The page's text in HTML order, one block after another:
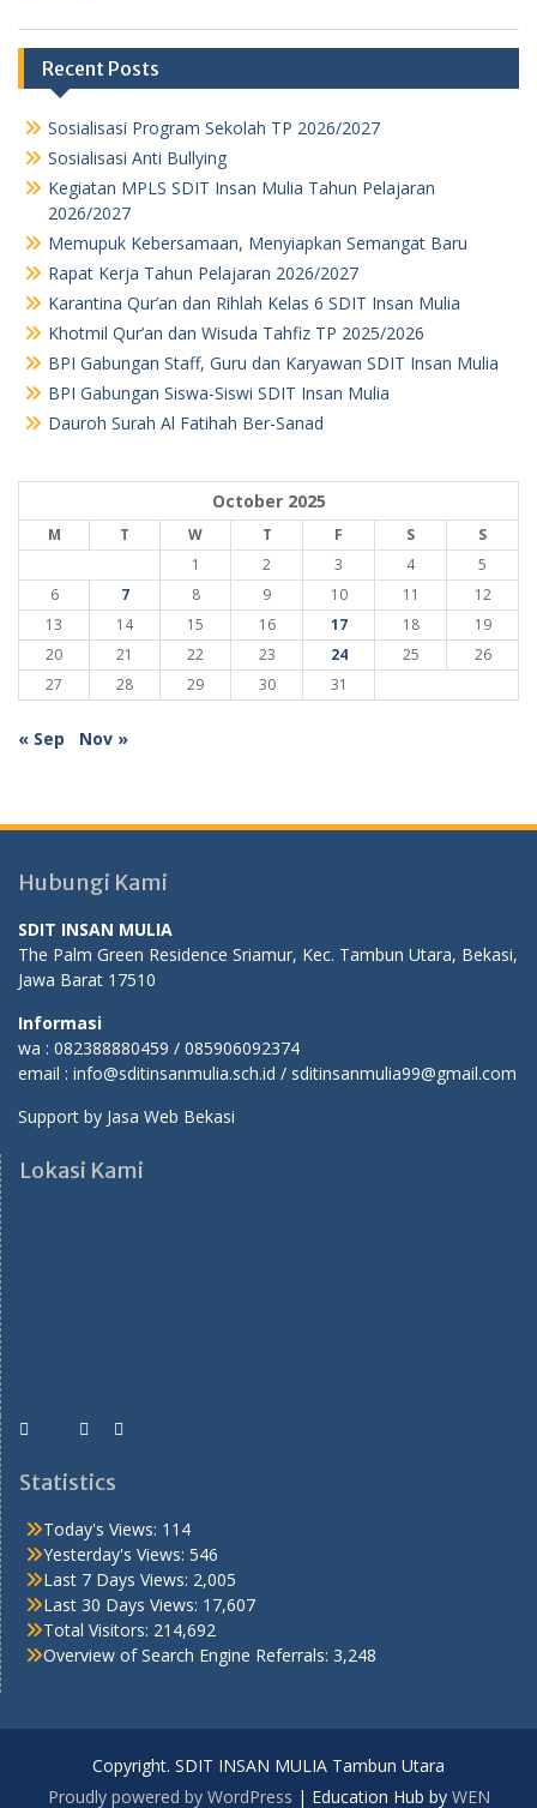
Recent Posts
Sosialisasi Program Sekolah TP 2026/2027
Sosialisasi Anti Bullying
Kegiatan MPLS SDIT Insan Mulia Tahun Pelajaran
2026/2027
Memupuk Kebersamaan, Menyiapkan Semangat Baru
Rapat Kerja Tahun Pelajaran 2026/2027
Karantina Qur’an dan Rihlah Kelas 6 SDIT Insan Mulia
Khotmil Qur’an dan Wisuda Tahfiz TP 2025/2026
BPI Gabungan Staff, Guru dan Karyawan SDIT Insan Mulia
BPI Gabungan Siswa-Siswi SDIT Insan Mulia
Dauroh Surah Al Fatihah Ber-Sanad
October 2025
M T W T F S
S
1
2 3 4
5
6
7 8 9 10 11
12
13
14 15 16 17 18
19
20
21 22 23 24 25
26
27
28 29 30 31
« Sep Nov »
Hubungi Kami
SDIT INSAN MULIA
The Palm Green Residence Sriamur, Kec. Tambun Utara, Bekasi,
Jawa Barat 17510
Informasi
wa : 082388880459 / 085906092374
email : info@sditinsanmulia.sch.id / sditinsanmulia99@gmail.com
Support by Jasa Web Bekasi
Lokasi Kami
Statistics
Today's Views: 114
Yesterday's Views: 546
Last 7 Days Views: 2,005
Last 30 Days Views: 17,607
Total Visitors: 214,692
Overview of Search Engine Referrals: 3,248
Copyright. SDIT INSAN MULIA Tambun Utara
Proudly powered by WordPress | Education Hub by WEN